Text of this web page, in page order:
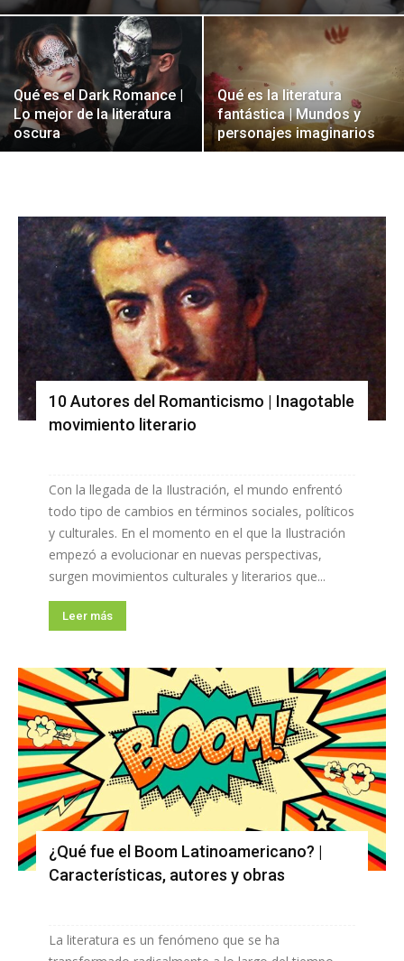
Qué es el Dark Romance |
Lo mejor de la literatura
oscura
Qué es la literatura
fantástica | Mundos y
personajes imaginarios
10 Autores del Romanticismo | Inagotable
movimiento literario
Con la llegada de la Ilustración, el mundo enfrentó
todo tipo de cambios en términos sociales, políticos
y culturales. En el momento en el que la Ilustración
empezó a evolucionar en nuevas perspectivas,
surgen movimientos culturales y literarios que...
Leer más
¿Qué fue el Boom Latinoamericano? |
Características, autores y obras
La literatura es un fenómeno que se ha